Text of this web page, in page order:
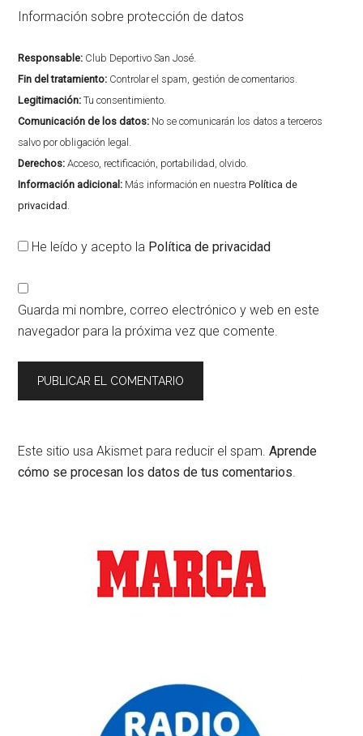
Información sobre protección de datos
Responsable: Club Deportivo San José.
Fin del tratamiento: Controlar el spam, gestión de comentarios.
Legitimación: Tu consentimiento.
Comunicación de los datos: No se comunicarán los datos a terceros
salvo por obligación legal.
Derechos: Acceso, rectificación, portabilidad, olvido.
Información adicional: Más información en nuestraPolítica de
privacidad .
He leído y acepto la Política de privacidad
Guarda mi nombre, correo electrónico y web en este
navegador para la próxima vez que comente.
Este sitio usa Akismet para reducir el spam.Aprende
cómo se procesan los datos de tus comentarios.